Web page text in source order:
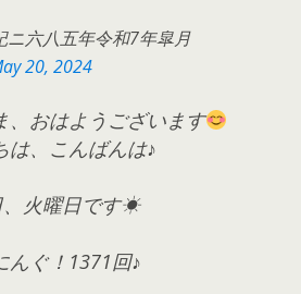
六八五年令和7年皐月
20, 2024
、おはようございます
は、こんばんは♪
、火曜日です☀
んぐ！1371回♪